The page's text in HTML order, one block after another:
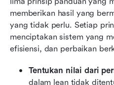
memberikan hasil yang
yang tidak perlu. Setiap
menciptakan sistem yang
efisiensi, dan perbaikan
Tentukan nilai dari
dalam lean tidak